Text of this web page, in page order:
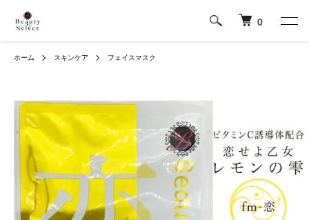
0
ホーム スキンケア フェイスマスク